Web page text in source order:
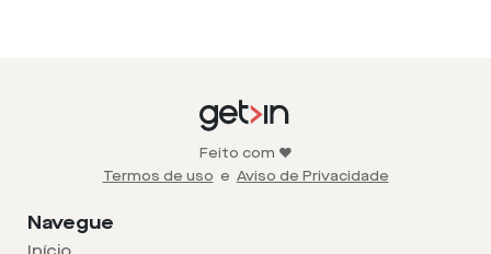
Feito com ❤️
Termos de uso e Aviso de Privacidade
Navegue